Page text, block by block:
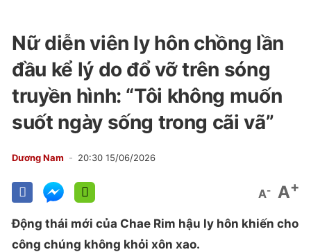
Nữ diễn viên ly hôn chồng lần
đầu kể lý do đổ vỡ trên sóng
truyền hình: “Tôi không muốn
suốt ngày sống trong cãi vã”
Dương Nam 20:30 15/06/2026
A- A+
Động thái mới của Chae Rim hậu ly hôn khiến cho
công chúng không khỏi xôn xao.